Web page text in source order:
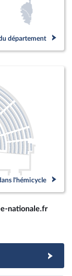
département
l'hémicycle
nationale.fr